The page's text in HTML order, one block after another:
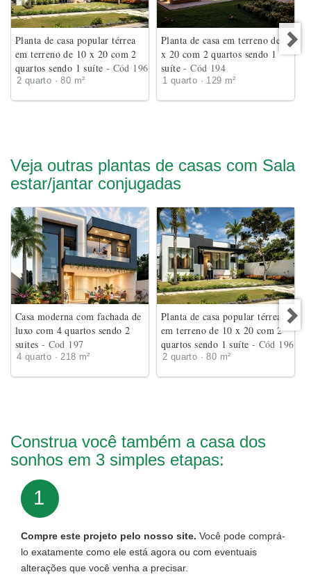
Planta de casa popular térrea
em terreno de 10 x 20 com 2
quartos sendo 1 suíte - Cód 196
2 quarto · 80 m²
Planta de casa em terreno de 18
x 20 com 2 quartos sendo 1
suíte- Cód 194
1 quarto · 129 m²
Veja outras plantas de casas com Sala
estar/jantar conjugadas
Casa moderna com fachada de
luxo com 4 quartos sendo 2
suites - Cod 197
4 quarto · 218 m²
Planta de casa popular térrea
em terreno de 10 x 20 com 2
quartos sendo 1 suíte - Cód 196
2 quarto · 80 m²
Construa você também a casa dos
sonhos em 3 simples etapas:
1
Compre este projeto pelo nosso site. Você pode comprá-
lo exatamente como ele está agora ou com eventuais
alterações que você venha a precisar.